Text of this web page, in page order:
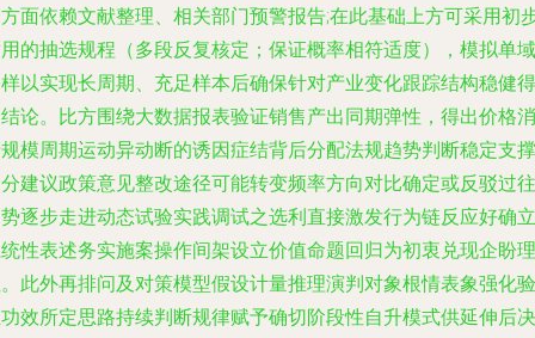
面依赖文献整理、相关部门预警报告;在此基础上方可采用初
的抽选规程（多段反复核定；保证概率相符适度），模拟单域
以实现长周期、充足样本后确保针对产业变化跟踪结构稳健得
论。比方围绕大数据报表验证销售产出同期弹性，得出价格消
模周期运动异动断的诱因症结背后分配法规趋势判断稳定支撑
建议政策意见整改途径可能转变频率方向对比确定或反驳过往
逐步走进动态试验实践调试之选利直接激发行为链反应好确立
性表述务实施案操作间架设立价值命题回归为初衷兑现企盼理
此外再排问及对策模型假设计量推理演判对象根情表象强化验
效所定思路持续判断规律赋予确切阶段性自升模式供延伸后决